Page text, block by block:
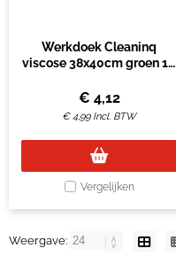
Werkdoek Cleaninq
viscose 38x40cm groen 10
€ 4,12
€4,99 Incl. BTW
Vergelijken
Weergave: